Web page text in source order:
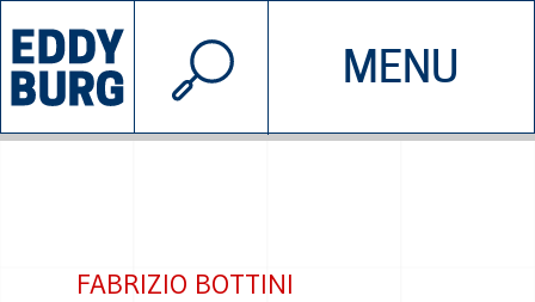
MENU
INIZIATIVE CHI SIAMO
© 2026 EDDYBURG
FABRIZIO BOTTINI